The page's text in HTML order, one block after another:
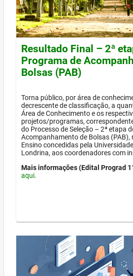
Resultado Final – 2ª
Programa de
Bolsas (PAB)
Torna público, por área de
decrescente de classificação, a
Área de Conhecimento e os
projetos/programas,
do Processo de Seleção – 2ª etapa
Acompanhamento de Bolsas (PAB),
Ensino concedidas pela
Londrina, aos coordenadores com
Mais informações (Edital Prograd
aqui.